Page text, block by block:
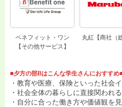
ベネフィット・ワン
【その他サービス】
丸紅【商社（
■夕方の部Bはこんな学生さんにおすすめ
・教育や医療、保険といった社会
・社会全体の暮らしに直接関われ
・自分に合った働き方や価値観を